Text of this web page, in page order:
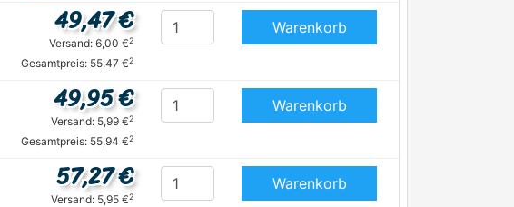
49,47 €
Versand: 6,00 €2
Gesamtpreis: 55,47 €2
Warenkorb
49,95 €
Versand: 5,99 €2
Gesamtpreis: 55,94 €2
Warenkorb
57,27 €
Versand: 5,95 €2
Warenkorb